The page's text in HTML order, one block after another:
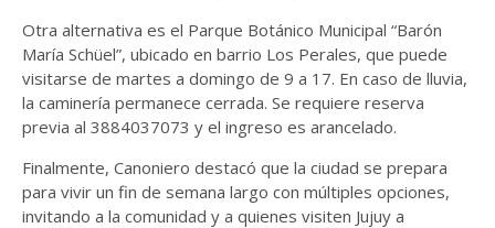
Otra alternativa es el Parque Botánico Municipal “Barón
María Schüel”, ubicado en barrio Los Perales, que puede
visitarse de martes a domingo de 9 a 17. En caso de lluvia,
la caminería permanece cerrada. Se requiere reserva
previa al 3884037073 y el ingreso es arancelado.
Finalmente, Canoniero destacó que la ciudad se prepara
para vivir un fin de semana largo con múltiples opciones,
invitando a la comunidad y a quienes visiten Jujuy a